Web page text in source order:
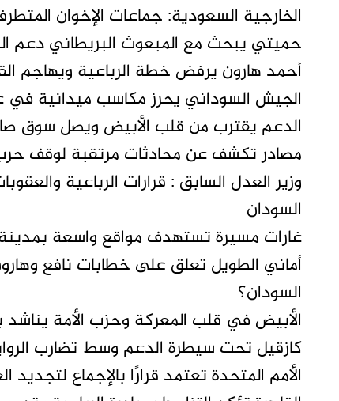
الخارجية السعودية: جماعات الإخوان
حميتي يبحث مع المبعوث البريطاني دعم
أحمد هارون يرفض خطة الرباعية ويهاجم
الجيش السوداني يحرز مكاسب ميدانية في
الدعم يقترب من قلب الأبيض ويصل سوق
مصادر تكشف عن محادثات مرتقبة لوقف حرب
وزير العدل السابق : قرارات الرباعية
السودان
غارات مسيرة تستهدف مواقع واسعة
أماني الطويل تعلق على خطابات نافع
السودان؟
الأبيض في قلب المعركة وحزب الأمة يناشد
كازقيل تحت سيطرة الدعم وسط تضارب
الأمم المتحدة تعتمد قرارًا بالإجماع